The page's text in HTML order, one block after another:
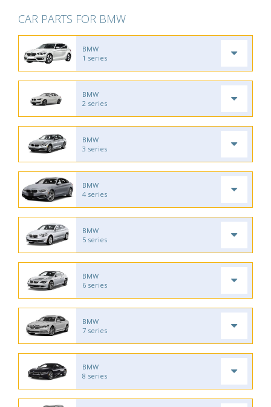
CAR PARTS FOR BMW
BMW
1 series
BMW
2 series
BMW
3 series
BMW
4 series
BMW
5 series
BMW
6 series
BMW
7 series
BMW
8 series